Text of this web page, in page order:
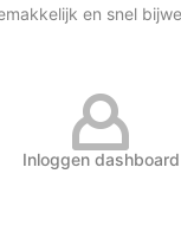
en snel
Inloggen dashboard